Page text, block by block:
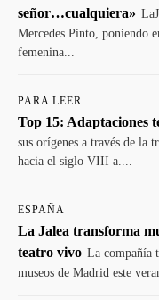
señor…cualquiera»
Mercedes Pinto, poniendo
femenina...
PARA LEER
Top 15: Adaptaciones
sus orígenes a través de la
hacia el siglo VIII a....
ESPAÑA
La Jalea transforma
teatro vivo La compañía
museos de Madrid este